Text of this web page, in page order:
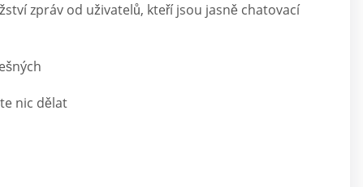
zpráv od uživatelů, kteří jsou jasně chatovací
nic dělat